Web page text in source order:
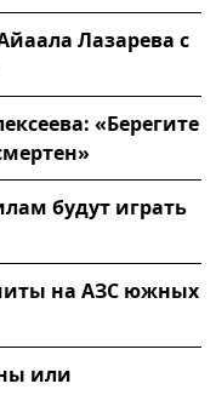
Лазарева с
«Берегите
будут играть
на АЗС южных
или